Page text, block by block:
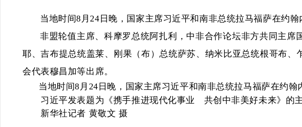
当地时间8月24日晚，国家主席习近平和南非总统拉马福萨在约翰
非盟轮值主席、科摩罗总统阿扎利，中非合作论坛非方共同主
耶、吉布提总统盖莱、刚果（布）总统萨苏、纳米比亚总统根哥布
会代表穆昌加等出席。
当地时间8月24日晚，国家主席习近平和南非总统拉马福萨在约翰
习近平发表题为《携手推进现代化事业 共创中非美好未来》的主
新华社记者 黄敬文 摄